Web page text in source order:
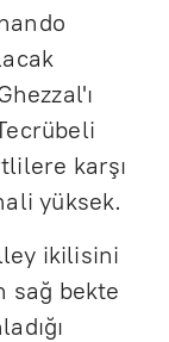
karşı
yüksek.
ikilisini
sağ bekte